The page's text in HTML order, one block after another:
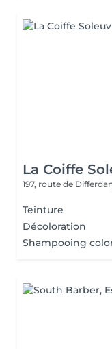
La Coiffe
197, route de
Teinture
Décoloration
Shampooing